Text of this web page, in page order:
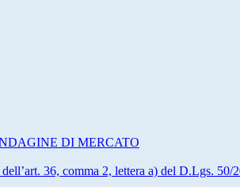
DI MERCATO
36, comma 2, lettera a) del D.Lgs.